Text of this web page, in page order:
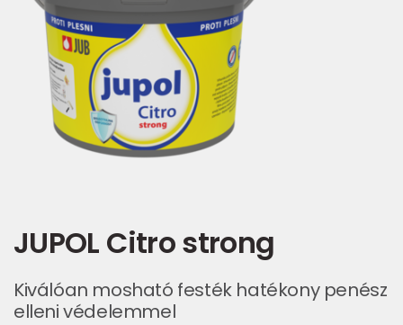
JUPOL Citro strong
Kiválóan mosható festék hatékony penész
elleni védelemmel